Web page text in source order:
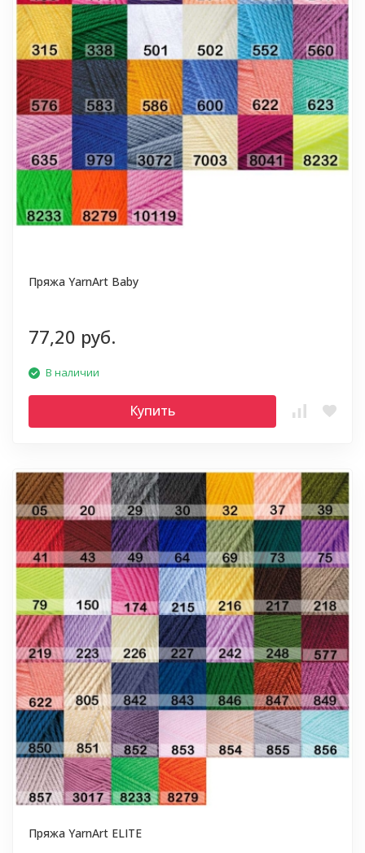
Пряжа YarnArt Baby
77,20 руб.
В наличии
Купить
Пряжа YarnArt ELITE